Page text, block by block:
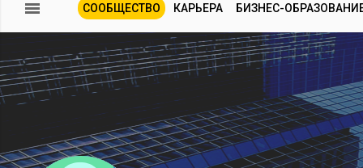
СООБЩЕСТВО КАРЬЕРА БИЗНЕС-